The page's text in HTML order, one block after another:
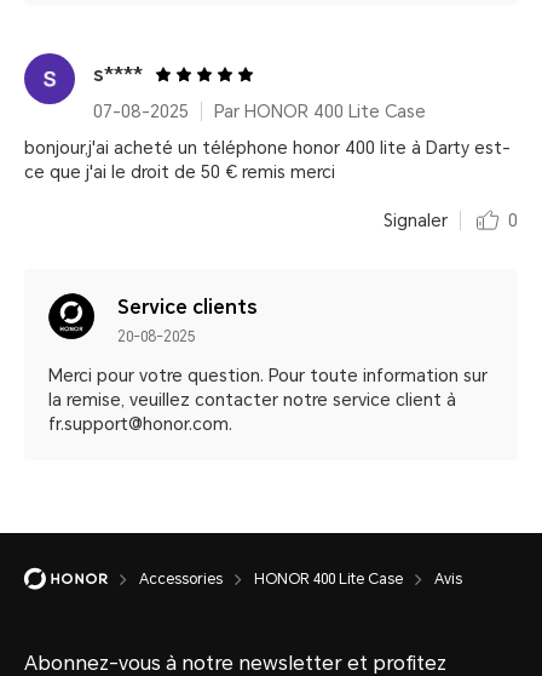
s****
07-08-2025
Par HONOR 400 Lite Case
bonjour,j'ai acheté un téléphone honor 400 lite à Darty est-
ce que j'ai le droit de 50 € remis merci
Signaler 0
Service clients
20-08-2025
Merci pour votre question. Pour toute information sur
la remise, veuillez contacter notre service client à
fr.support@honor.com.
Accessories HONOR 400 Lite Case Avis
Abonnez-vous à notre newsletter et profitez